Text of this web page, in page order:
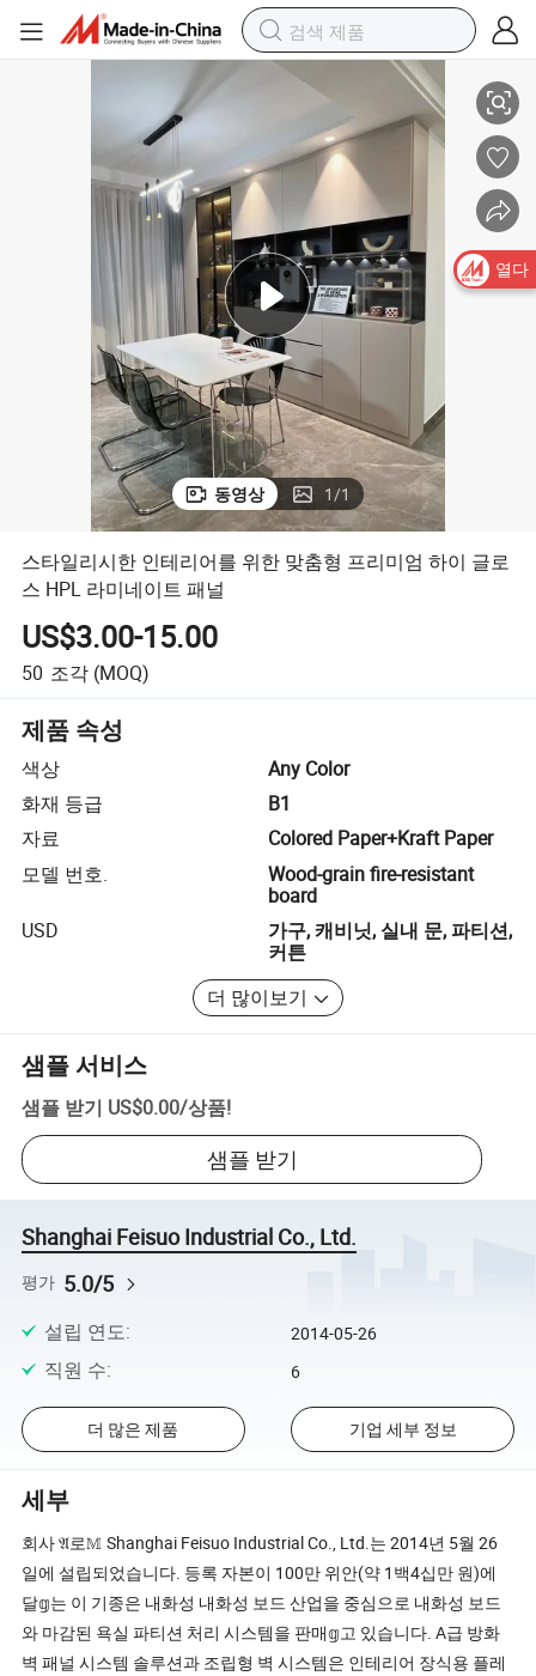
스타일리시한 인테리어를 위한 맞춤형 프리미엄 하이 글로스 HPL 라미네
동영상 1/1
스타일리시한 인테리어를 위한 맞춤형 프리미엄 하이 글로
스 HPL 라미네이트 패널
US$3.00-15.00
50 조각 (MOQ)
제품 속성
색상
Any Color
화재 등급
B1
자료
Colored Paper+Kraft Paper
모델 번호.
Wood-grain fire-resistant
board
USD
가구, 캐비닛, 실내 문, 파티션,
커튼
더 많이보기
샘플 서비스
샘플 받기 US$0.00/상품!
샘플 받기
Shanghai Feisuo Industrial Co., Ltd.
평가 5.0/5
설립 연도: 2014-05-26
직원 수: 6
더 많은 제품 기업 세부 정보
세부
회사 𝔄로𝕄 Shanghai Feisuo Industrial Co., Ltd.는 2014년 5월 26
일에 설립되었습니다. 등록 자본이 100만 위안(약 1백4십만 원)에
달𝕘는 이 기종은 내화성 내화성 보드 산업을 중심으로 내화성 보드
와 마감된 욕실 파티션 처리 시스템을 판매𝕘고 있습니다. A급 방화
벽 패널 시스템 솔루션과 조립형 벽 시스템은 인테리어 장식용 플레
열다